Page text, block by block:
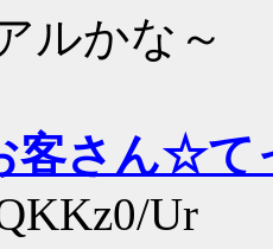
ルかな～
客さん☆て
Ur